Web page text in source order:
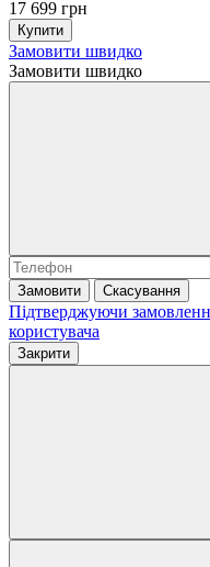
17 699 грн
Купити
Замовити швидко
Замовити швидко
Замовити Скасування
Підтверджуючи
користувача
Закрити